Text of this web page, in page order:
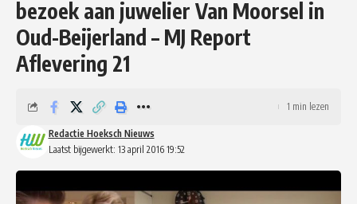
bezoek aan juwelier Van Moorsel in
Oud-Beijerland – MJ Report
Aflevering 21
Laatst bijgewerkt: 13 april 2016 19:52
Redactie Hoeksch Nieuws
1 min lezen